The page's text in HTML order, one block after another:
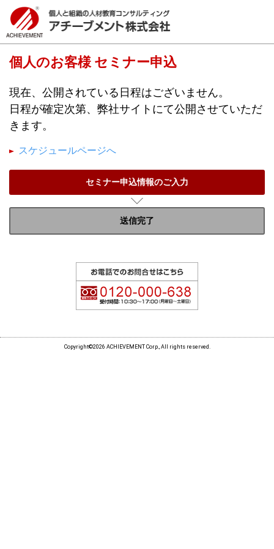
個人のお客様 セミナー申込
現在、公開されている日程はございません。
日程が確定次第、弊社サイトにて公開させていただ
きます。
スケジュールページへ
セミナー申込情報のご入力
送信完了
Copyright©2026 ACHIEVEMENT Corp., All rights reserved.